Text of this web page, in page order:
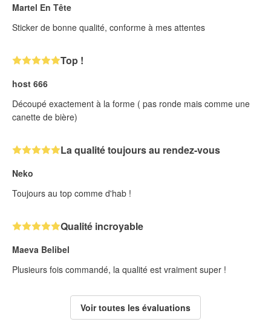
Martel En Tête
Sticker de bonne qualité, conforme à mes attentes
Top !
host 666
Découpé exactement à la forme ( pas ronde mais comme une
canette de bière)
La qualité toujours au rendez-vous
Neko
Toujours au top comme d'hab !
Qualité incroyable
Maeva Belibel
Plusieurs fois commandé, la qualité est vraiment super !
Voir toutes les évaluations